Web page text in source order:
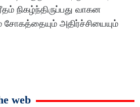
நிகழ்ந்திருப்பது வாகன
சோகத்தையும் அதிர்ச்சியையும்
web